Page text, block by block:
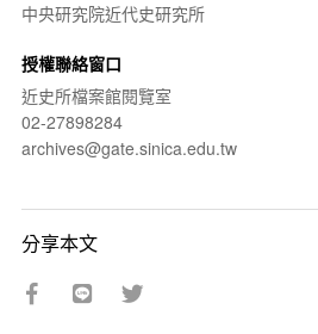
中央研究院近代史研究所
授權聯絡窗口
近史所檔案館閱覽室
02-27898284
archives@gate.sinica.edu.tw
分享本文